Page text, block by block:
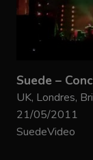
Suede –
UK, Londres,
21/05/2011
SuedeVideo